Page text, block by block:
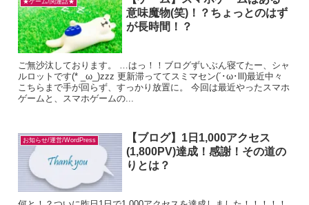
意味魔物(笑)！？ちょっとのはず
が長時間！？
ご無沙汰しております。 …はっ！！ブログずいぶん寝てたー、シャ
ルロットです(* _ω_)zzz 更新滞っててスミマセン(´･ω･lll)最近中々
こちらまで手が回らず、すっかり放置に。 今回は最近やったスマホ
ゲームと、スマホゲームの...
お知らせ/運営/WordPress
【ブログ】1日1,000アクセス
(1,800PV)達成！感謝！その道の
りとは？